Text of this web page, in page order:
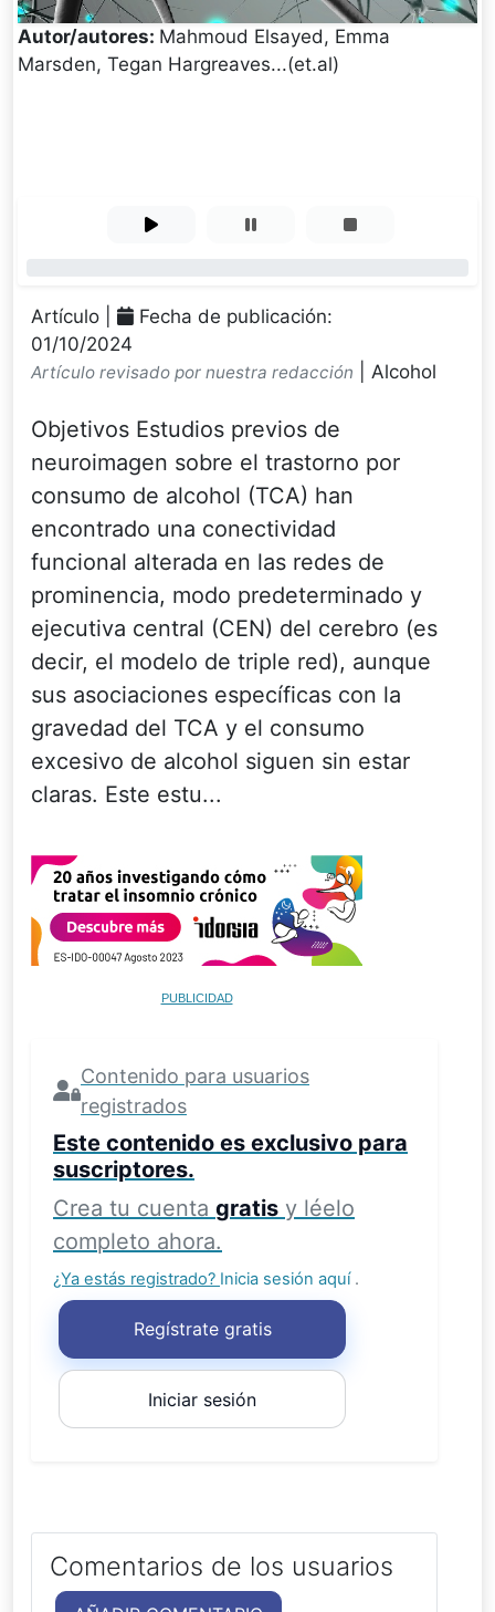
Autor/autores: Mahmoud Elsayed, Emma
Marsden, Tegan Hargreaves...(et.al)
Artículo |
Fecha de publicación:
01/10/2024
Artículo revisado por nuestra redacción | Alcohol
Objetivos Estudios previos de
neuroimagen sobre el trastorno por
consumo de alcohol (TCA) han
encontrado una conectividad
funcional alterada en las redes de
prominencia, modo predeterminado y
ejecutiva central (CEN) del cerebro (es
decir, el modelo de triple red), aunque
sus asociaciones específicas con la
gravedad del TCA y el consumo
excesivo de alcohol siguen sin estar
claras. Este estu...
PUBLICIDAD
Contenido para usuarios
registrados
Este contenido es exclusivo para
suscriptores.
Crea tu cuenta gratis y léelo
completo ahora.
¿Ya estás registrado? Inicia sesión aquí .
Regístrate gratis
Iniciar sesión
Comentarios de los usuarios